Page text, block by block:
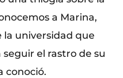
a Marina,
la universidad que
el rastro de su
conoció.